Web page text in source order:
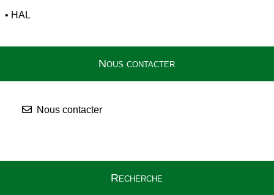
• HAL
Nous contacter
Nous contacter
Recherche